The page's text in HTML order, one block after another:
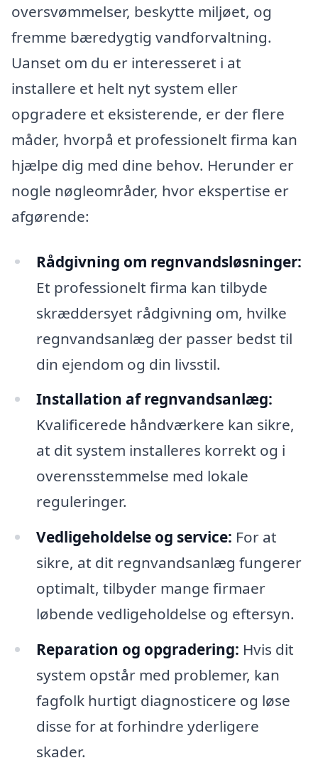
oversvømmelser, beskytte miljøet, og
fremme bæredygtig vandforvaltning.
Uanset om du er interesseret i at
installere et helt nyt system eller
opgradere et eksisterende, er der flere
måder, hvorpå et professionelt firma kan
hjælpe dig med dine behov. Herunder er
nogle nøgleområder, hvor ekspertise er
afgørende:
Rådgivning om regnvandsløsninger:
Et professionelt firma kan tilbyde
skræddersyet rådgivning om, hvilke
regnvandsanlæg der passer bedst til
din ejendom og din livsstil.
Installation af regnvandsanlæg:
Kvalificerede håndværkere kan sikre,
at dit system installeres korrekt og i
overensstemmelse med lokale
reguleringer.
Vedligeholdelse og service: For at
sikre, at dit regnvandsanlæg fungerer
optimalt, tilbyder mange firmaer
løbende vedligeholdelse og eftersyn.
Reparation og opgradering: Hvis dit
system opstår med problemer, kan
fagfolk hurtigt diagnosticere og løse
disse for at forhindre yderligere
skader.